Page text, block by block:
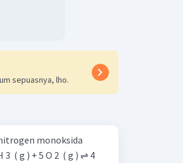
sepuasnya, lho.
monoksida